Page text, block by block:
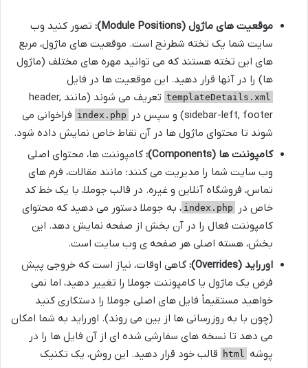
موقعیت های ماژول (Module Positions):
تصور کنید وب
سایت شما یک تخته شطرنج است. موقعیت های ماژول، مربع
های این تخته هستند که می توانید مهره های مختلف (ماژول
ها) را در آنها قرار دهید. این موقعیت ها در فایل
templateDetails.xml
تعریف می شوند (مانند header,
sidebar-left, footer) و سپس در
index.php فراخوانی می
شوند تا محتوای ماژول ها در آن نقاط خاص نمایش داده شود.
کامپوننت ها (Components):
کامپوننت ها، محتوای اصلی
وب سایت شما را مدیریت می کنند؛ مانند مقالات، فرم های
تماس، فروشگاه آنلاین و غیره. در قالب جوملا، با یک خط کد
خاص در
index.php ، به جوملا دستور می دهید که محتوای
کامپوننت فعال را در آن بخش از صفحه نمایش دهد. این
بخش، هسته اصلی هر صفحه ی وب سایت است.
اورراید (Overrides):
گاهی اوقات، نیاز است که خروجی پیش
فرض یک ماژول یا کامپوننت جوملا را تغییر دهید، اما نمی
خواهید مستقیماً فایل های اصلی جوملا را دستکاری کنید
(چون با به روزرسانی ها از بین می روند). اورراید به شما امکان
می دهد تا نسخه های سفارشی شده ای از آن فایل ها را در
پوشه
html
قالب خود قرار دهید. این روش، یک تکنیک